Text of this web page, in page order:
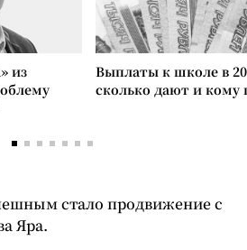
из
Выплаты к школе в
сколько дают и
стало продвижение с
Яра.